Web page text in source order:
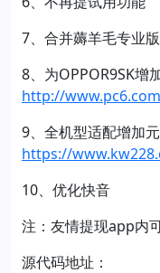
7、合并薅羊毛专业
8、为OPPOR9SK增
http://
9、全机型适配增加
https://
10、优化快音
注：友情提现app内
源代码地址：